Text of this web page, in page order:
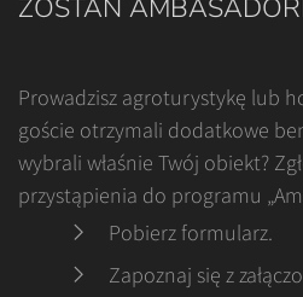
ZOSTAŃ
Prowadzisz agroturystykę lub
goście otrzymali dodatkowe
wybrali właśnie Twój obiekt?
przystąpienia do programu
Pobierz formularz.
Zapoznaj się z